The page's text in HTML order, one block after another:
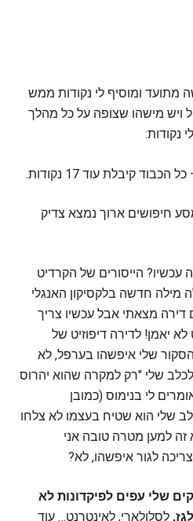
ומוסיף לי נקודות ממש
ויש מישהו שצופה על כל מהלך
נקודות:
קיבלת עוד 17 נקודות.
חיפושים ארוך נמצא צדיק
הייסורים של הקרדיט
מילה חדשה בלקסיקון האנגלי
דירה מצאתי אבל עכשיו צריך
יאמן! לדירה דיפוזיט של
שלי איפשהו בערפל, לא
שלי "רק למקרה שהוא יהרוס
לי בנימוס (כמובן
שלי הוא שטיח בעצמו לא צלחו
זה למען מטרה טובה אני
לגור איפשהו, לא?
שלי עפים לפיקדונות לא
לסלולארי, לאינטרנט… עוד